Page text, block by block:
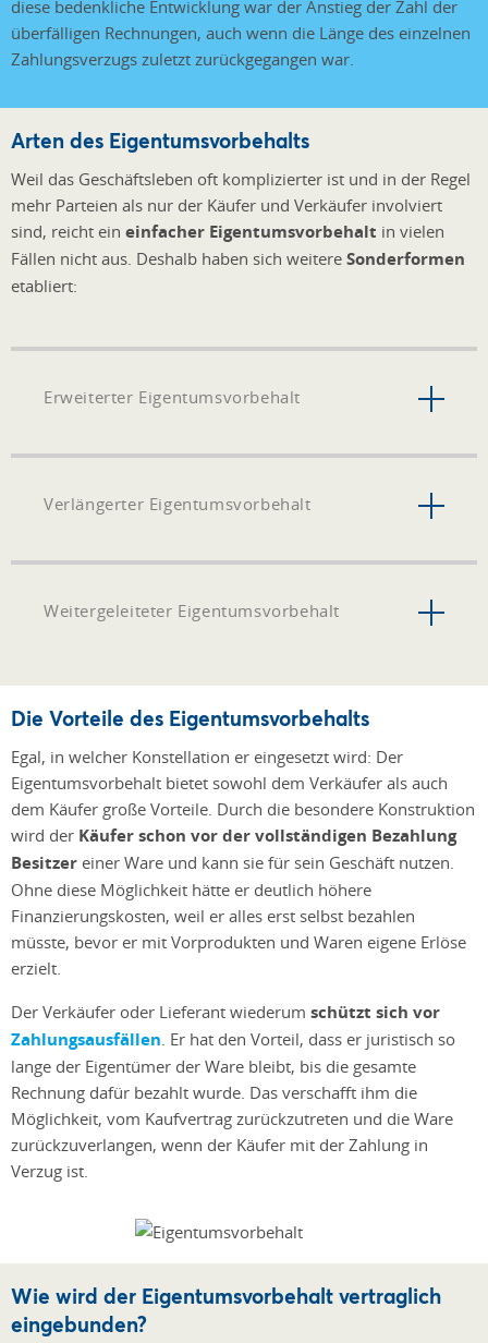
diese bedenkliche Entwicklung war der Anstieg der Zahl der
überfälligen Rechnungen, auch wenn die Länge des einzelnen
Zahlungsverzugs zuletzt zurückgegangen war.
Arten des Eigentumsvorbehalts
Weil das Geschäftsleben oft komplizierter ist und in der Regel
mehr Parteien als nur der Käufer und Verkäufer involviert
sind, reicht ein einfacher Eigentumsvorbehalt in vielen
Fällen nicht aus. Deshalb haben sich weitere Sonderformen
etabliert:
Erweiterter Eigentumsvorbehalt
Verlängerter Eigentumsvorbehalt
Weitergeleiteter Eigentumsvorbehalt
Die Vorteile des Eigentumsvorbehalts
Egal, in welcher Konstellation er eingesetzt wird: Der
Eigentumsvorbehalt bietet sowohl dem Verkäufer als auch
dem Käufer große Vorteile. Durch die besondere Konstruktion
wird der Käufer schon vor der vollständigen Bezahlung
Besitzer einer Ware und kann sie für sein Geschäft nutzen.
Ohne diese Möglichkeit hätte er deutlich höhere
Finanzierungskosten, weil er alles erst selbst bezahlen
müsste, bevor er mit Vorprodukten und Waren eigene Erlöse
erzielt.
Der Verkäufer oder Lieferant wiederum schützt sich vor
Zahlungsausfällen . Er hat den Vorteil, dass er juristisch so
lange der Eigentümer der Ware bleibt, bis die gesamte
Rechnung dafür bezahlt wurde. Das verschafft ihm die
Möglichkeit, vom Kaufvertrag zurückzutreten und die Ware
zurückzuverlangen, wenn der Käufer mit der Zahlung in
Verzug ist.
Wie wird der Eigentumsvorbehalt vertraglich
eingebunden?